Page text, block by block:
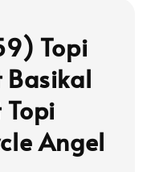
Topi
Angel